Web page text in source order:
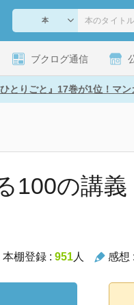
ブクログ通信
とりごと』17巻が1位！マ
100の講
本棚登録 : 951人 感想 :